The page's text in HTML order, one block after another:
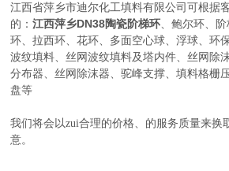
江西省萍乡市迪尔化工填料有限公司可根据
的：江西萍乡DN38陶瓷阶梯环 、鲍尔环、
环、拉西环、花环、多面空心球、浮球、环
波纹填料、丝网波纹填料及塔内件、丝网除
分布器、丝网除沫器、驼峰支撑、填料格栅
盘等
我们将会以zui合理的价格、的服务质量来换
意。